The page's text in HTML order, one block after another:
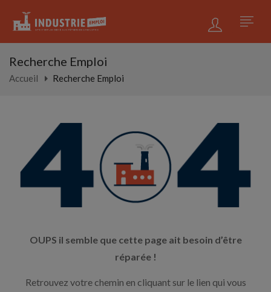
Recherche Emploi
Accueil Recherche Emploi
OUPS il semble que cette page ait besoin d’être
réparée !
Retrouvez votre chemin en cliquant sur le lien qui vous